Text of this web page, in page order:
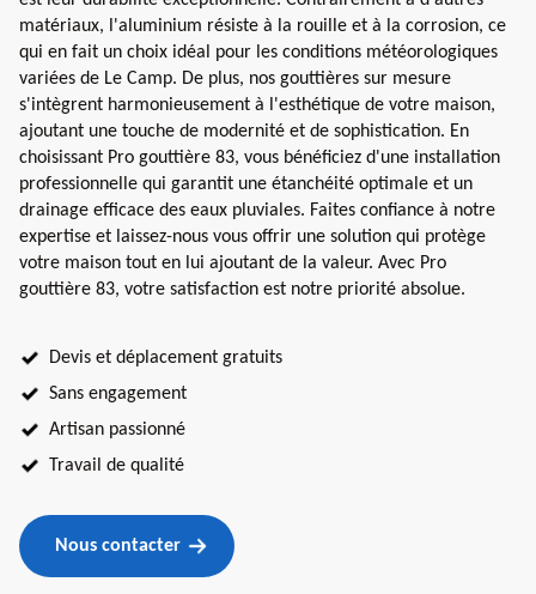
matériaux, l'aluminium résiste à la rouille et à la corrosion, ce
qui en fait un choix idéal pour les conditions météorologiques
variées de Le Camp. De plus, nos gouttières sur mesure
s'intègrent harmonieusement à l'esthétique de votre maison,
ajoutant une touche de modernité et de sophistication. En
choisissant Pro gouttière 83, vous bénéficiez d'une installation
professionnelle qui garantit une étanchéité optimale et un
drainage efficace des eaux pluviales. Faites confiance à notre
expertise et laissez-nous vous offrir une solution qui protège
votre maison tout en lui ajoutant de la valeur. Avec Pro
gouttière 83, votre satisfaction est notre priorité absolue.
Devis et déplacement gratuits
Sans engagement
Artisan passionné
Travail de qualité
Nous contacter